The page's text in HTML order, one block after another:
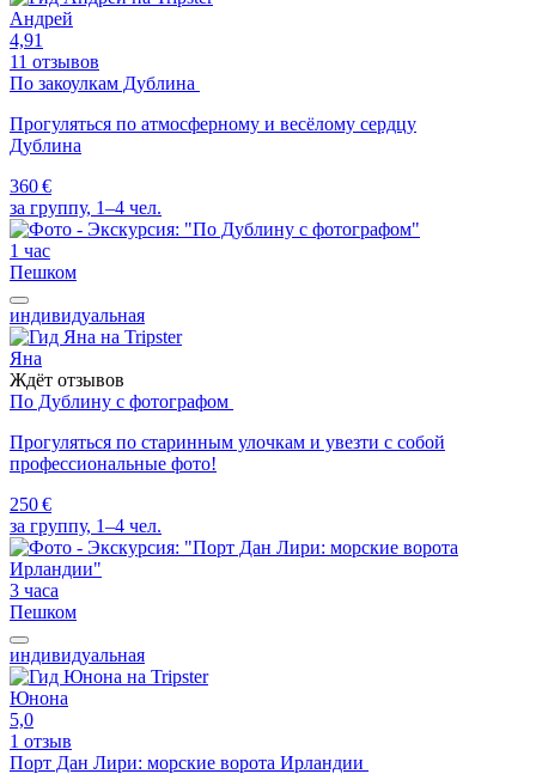
Андрей
4,91
11 отзывов
По закоулкам Дублина
Прогуляться по атмосферному и весёлому сердцу
Дублина
360 €
за группу, 1–4 чел.
1 час
Пешком
индивидуальная
Яна
Ждёт отзывов
По Дублину с фотографом
Прогуляться по старинным улочкам и увезти с собой
профессиональные фото!
250 €
за группу, 1–4 чел.
3 часа
Пешком
индивидуальная
Юнона
5,0
1 отзыв
Порт Дан Лири: морские ворота Ирландии